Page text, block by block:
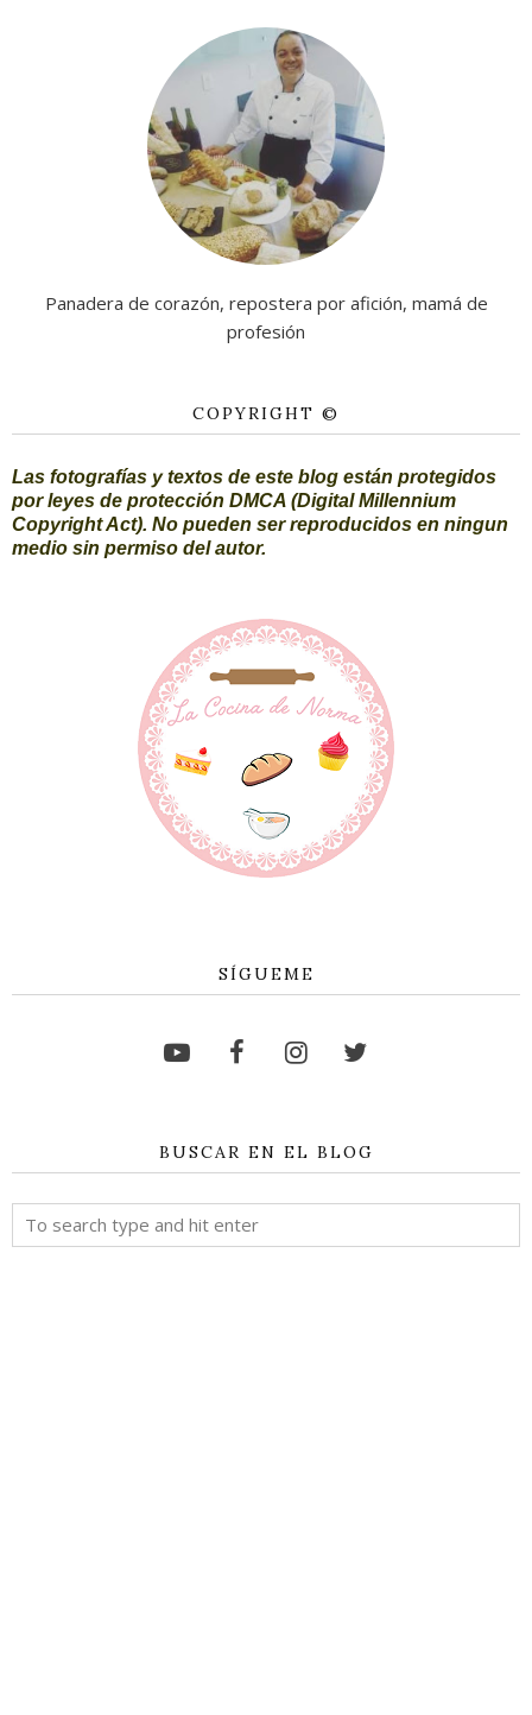
Panadera de corazón, repostera por afición, mamá de
profesión
COPYRIGHT ©
Las fotografías y textos de este blog están protegidos
por leyes de protección DMCA (Digital Millennium
Copyright Act). No pueden ser reproducidos en ningun
medio sin permiso del autor.
SÍGUEME
BUSCAR EN EL BLOG